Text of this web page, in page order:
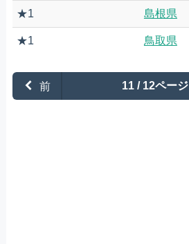
★1 島根県
★1 鳥取県
前 11 / 12ページ